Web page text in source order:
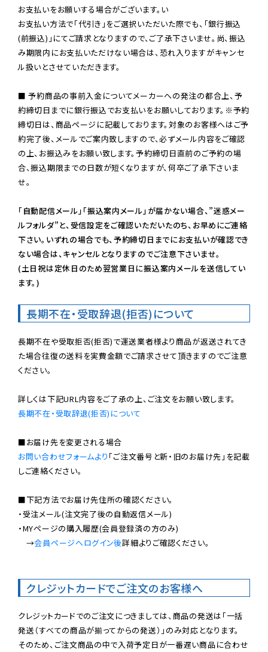
お支払いをお願いする場合がございます。い
お支払い方法で「代引き」をご選択いただいた際でも、「銀行振込
(前振込)」にてご請求となりますので、ご了承下さいませ。尚、振込
み期限内にお支払いただけない場合は、恐れ入りますがキャンセ
ル扱いとさせていただきます。
■ 予約商品の事前入金についてメーカーへの発注の都合上、予
約締切日までに銀行振込でお支払いをお願いしております。※予約
締切日は、商品ページに記載しております。対象のお客様へはご予
約完了後、メールでご案内致しますので、必ずメール内容をご確認
の上、お振込みをお願い致します。予約締切日直前のご予約の場
合、振込期限までの日数が短くなりますが、何卒ご了承下さいま
せ。
「自動配信メール」「振込案内メール」が届かない場合、”迷惑メー
ルフォルダ”と、受信設定をご確認いただいたのち、お早めにご連絡
下さい。いずれの場合でも、予約締切日までにお支払いが確認でき
ない場合は、キャンセルとなりますのでご注意下さいませ。
(土日祝は定休日のため翌営業日に振込案内メールを送信してい
ます。)
長期不在・受取辞退(拒否)について
長期不在や受取拒否(拒否)で運送業者様より商品が返送されてき
た場合往復の送料を実費金額でご請求させて頂きますのでご注意
ください。
長期不在・受取辞退(拒否)について
お問い合わせフォームより 「ご注文番号と新・旧のお届け先」を記載
しご連絡ください。
■下記方法でお届け先住所の確認ください。
・受注メール(注文完了後の自動返信メール)
・MYページの購入履歴(会員登録済の方のみ)
→会員ページへログイン後詳細よりご確認ください。
クレジットカードでご注文のお客様へ
クレジットカードでのご注文につきましては、商品の発送は「一括
発送（すべての商品が揃ってからの発送）」のみ対応となります。
そのため、ご注文商品の中で入荷予定日が一番遅い商品に合わせ